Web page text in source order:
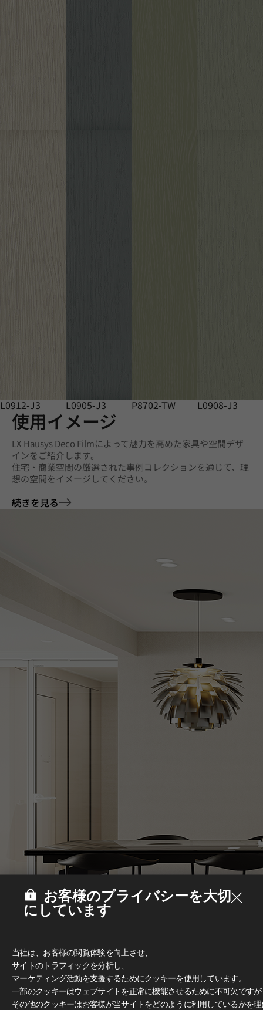
L0912-J3 L0905-J3 P8702-TW L0908-J3
使用イメージ
LX Hausys Deco Filmによって魅力を高めた家具や空間デザ
インをご紹介します。
住宅・商業空間の厳選された事例コレクションを通じて、理
想の空間をイメージしてください。
続きを見る
お客様のプライバシーを大切
にしています
当社は、お客様の閲覧体験を向上させ、
サイトのトラフィックを分析し、
マーケティング活動を支援するためにクッキーを使用しています。
一部のクッキーはウェブサイトを正常に機能させるために不可欠です
その他のクッキーはお客様が当サイトをどのように利用しているかを